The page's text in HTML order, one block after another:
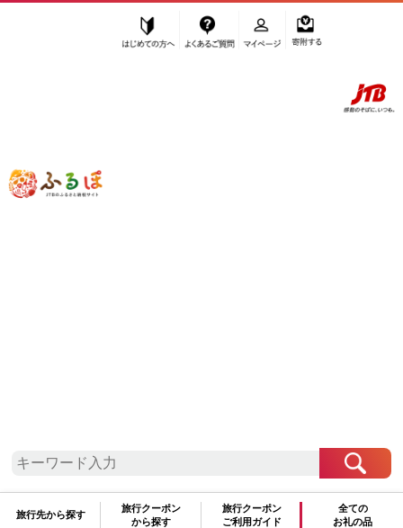
ふるぽ JTBのふるさと納税サイト
旅行先から探す
旅行クーポン
から探す
旅行クーポン
ご利用ガイド
全ての
お礼の品
「ふるさと納税」TOP
スナック・駄菓子
検索条件に一致するお礼の品はありま